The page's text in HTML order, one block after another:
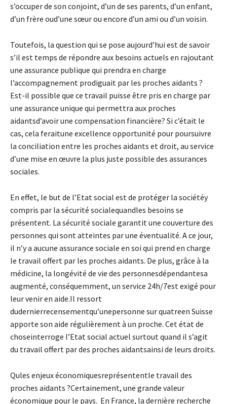
s’occuper de son conjoint, d’un de ses parents, d’un enfant,
d’un frère oud’une sœur ou encore d’un ami ou d’un voisin.
Toutefois, la question qui se pose aujourd’hui est de savoir
s’il est temps de répondre aux besoins actuels en rajoutant
une assurance publique qui prendra en charge
l’accompagnement prodiguait par les proches aidants ?
Est-il possible que ce travail puisse être pris en charge par
une assurance unique qui permettra aux proches
aidantsd’avoir une compensation financière? Si c’était le
cas, cela feraitune excellence opportunité pour poursuivre
la conciliation entre les proches aidants et droit, au service
d’une mise en œuvre la plus juste possible des assurances
sociales.
En effet, le but de l’Etat social est de protéger la sociétéy
compris par la sécurité socialequandles besoins se
présentent. La sécurité sociale garantit une couverture des
personnes qui sont atteintes par une éventualité. A ce jour,
il n’y a aucune assurance sociale en soi qui prend en charge
le travail offert par les proches aidants. De plus, grâce à la
médicine, la longévité de vie des personnesdépendantesa
augmenté, conséquemment, un service 24h/7est exigé pour
leur venir en aide.Il ressort
dudernierrecensementqu’unepersonne sur quatreen Suisse
apporte son aide régulièrement à un proche. Cet état de
choseinterroge l’Etat social actuel surtout quand il s’agit
du travail offert par des proches aidantsainsi de leurs droits.
Qules enjeux économiquesreprésententle travail des
proches aidants ?Certainement, une grande valeur
économique pour le pays. En France, la dernière recherche